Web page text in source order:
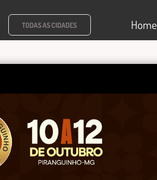
TODAS AS CIDADES Home